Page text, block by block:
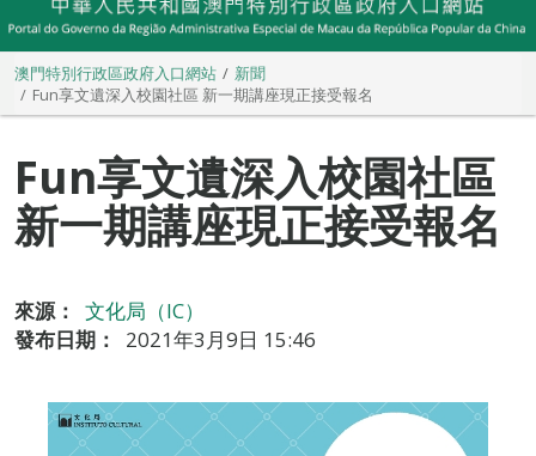
澳門特別行政區政府入口網站
新聞
Fun享文遺深入校園社區 新一期講座現正接受報名
Fun享文遺深入校園社區
新一期講座現正接受報名
來源：
文化局（IC）
發布日期：
2021年3月9日 15:46